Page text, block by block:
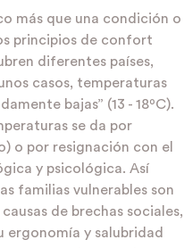
más que una condición o
principios de confort
diferentes países,
casos, temperaturas
bajas” (13 - 18ºC).
se da por
o por resignación con el
y psicológica. Así
familias vulnerables son
de brechas sociales,
ergonomía y salubridad